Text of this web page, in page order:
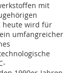
mit
heute wird für
umfangreicher